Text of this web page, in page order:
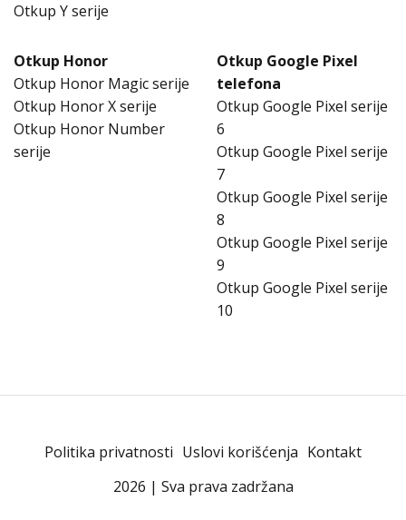
Otkup Y serije
Otkup Honor
Otkup Honor Magic serije
Otkup Honor X serije
Otkup Honor Number
serije
Otkup Google Pixel
telefona
Otkup Google Pixel serije
6
Otkup Google Pixel serije
7
Otkup Google Pixel serije
8
Otkup Google Pixel serije
9
Otkup Google Pixel serije
10
Politika privatnosti Uslovi korišćenja Kontakt
2026 | Sva prava zadržana